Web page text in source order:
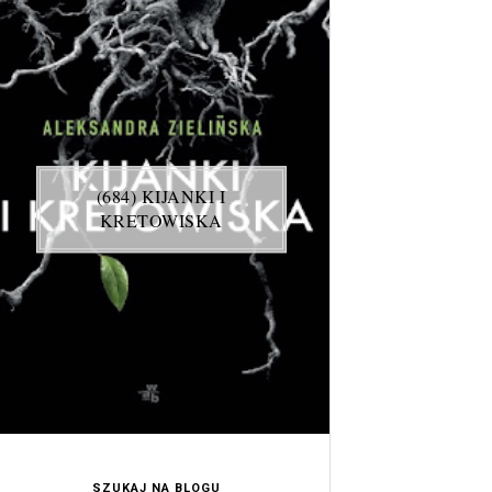
(684) KIJANKI I
KRETOWISKA
SZUKAJ NA BLOGU